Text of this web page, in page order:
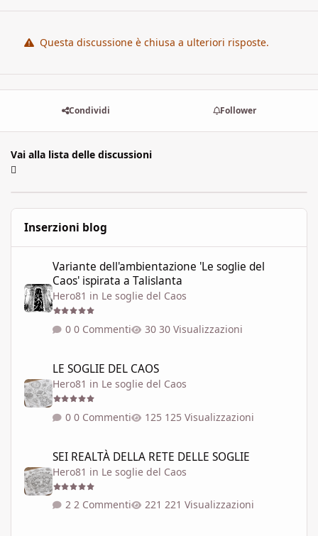
Questa discussione è chiusa a ulteriori risposte.
Condividi Follower
Vai alla lista delle discussioni
Inserzioni blog
Variante dell'ambientazione 'Le soglie del
Caos' ispirata a Talislanta
Hero81 in Le soglie del Caos
0 Commenti 30 Visualizzazioni
LE SOGLIE DEL CAOS
Hero81 in Le soglie del Caos
0 Commenti 125 Visualizzazioni
SEI REALTÀ DELLA RETE DELLE SOGLIE
Hero81 in Le soglie del Caos
2 Commenti 221 Visualizzazioni